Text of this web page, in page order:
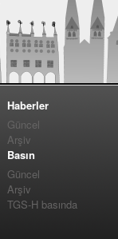
Haberler
Güncel
Arşiv
Basın
Güncel
Arşiv
TGS-H basında